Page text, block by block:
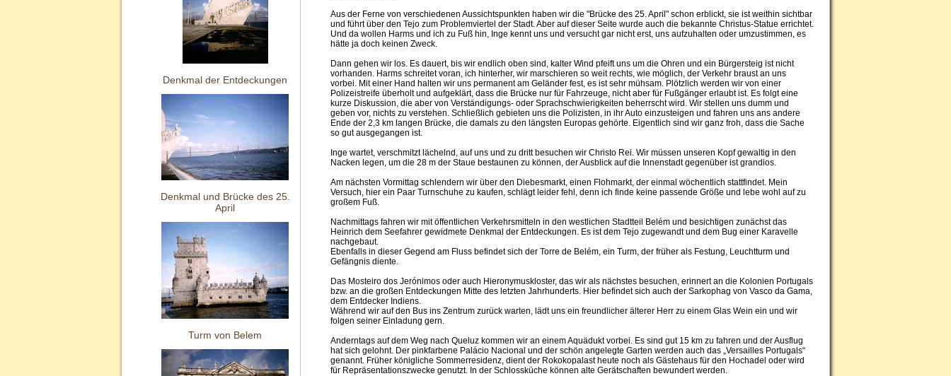
Denkmal der Entdeckungen
Denkmal und Brücke des 25.
April
Turm von Belem
Aus der Ferne von verschiedenen Aussichtspunkten haben wir die "Brücke des 25. April" schon erblickt, sie ist weithin sichtbar
und führt über den Tejo zum Problemviertel der Stadt. Aber auf dieser Seite wurde auch die bekannte Christus-Statue errichtet.
Und da wollen Harms und ich zu Fuß hin, Inge kennt uns und versucht gar nicht erst, uns aufzuhalten oder umzustimmen, es
hätte ja doch keinen Zweck.
Dann gehen wir los. Es dauert, bis wir endlich oben sind, kalter Wind pfeift uns um die Ohren und ein Bürgersteig ist nicht
vorhanden. Harms schreitet voran, ich hinterher, wir marschieren so weit rechts, wie möglich, der Verkehr braust an uns
vorbei. Mit einer Hand halten wir uns permanent am Geländer fest, es ist sehr mühsam. Plötzlich werden wir von einer
Polizeistreife überholt und aufgeklärt, dass die Brücke nur für Fahrzeuge, nicht aber für Fußgänger erlaubt ist. Es folgt eine
kurze Diskussion, die aber von Verständigungs- oder Sprachschwierigkeiten beherrscht wird. Wir stellen uns dumm und
geben vor, nichts zu verstehen. Schließlich gebieten uns die Polizisten, in ihr Auto einzusteigen und fahren uns ans andere
Ende der 2,3 km langen Brücke, die damals zu den längsten Europas gehörte. Eigentlich sind wir ganz froh, dass die Sache
so gut ausgegangen ist.
Inge wartet, verschmitzt lächelnd, auf uns und zu dritt besuchen wir Christo Rei. Wir müssen unseren Kopf gewaltig in den
Nacken legen, um die 28 m der Staue bestaunen zu können, der Ausblick auf die Innenstadt gegenüber ist grandios.
Am nächsten Vormittag schlendern wir über den Diebesmarkt, einen Flohmarkt, der einmal wöchentlich stattfindet. Mein
Versuch, hier ein Paar Turnschuhe zu kaufen, schlägt leider fehl, denn ich finde keine passende Größe und lebe wohl auf zu
großem Fuß.
Nachmittags fahren wir mit öffentlichen Verkehrsmitteln in den westlichen Stadtteil Belém und besichtigen zunächst das
Heinrich dem Seefahrer gewidmete Denkmal der Entdeckungen. Es ist dem Tejo zugewandt und dem Bug einer Karavelle
nachgebaut.
Ebenfalls in dieser Gegend am Fluss befindet sich der Torre de Belém, ein Turm, der früher als Festung, Leuchtturm und
Gefängnis diente.
Das Mosteiro dos Jerónimos oder auch Hieronymuskloster, das wir als nächstes besuchen, erinnert an die Kolonien Portugals
bzw. an die großen Entdeckungen Mitte des letzten Jahrhunderts. Hier befindet sich auch der Sarkophag von Vasco da Gama,
dem Entdecker Indiens.
Während wir auf den Bus ins Zentrum zurück warten, lädt uns ein freundlicher älterer Herr zu einem Glas Wein ein und wir
folgen seiner Einladung gern.
Anderntags auf dem Weg nach Queluz kommen wir an einem Aquädukt vorbei. Es sind gut 15 km zu fahren und der Ausflug
hat sich gelohnt. Der pinkfarbene Palácio Nacional und der schön angelegte Garten werden auch das „Versailles Portugals“
genannt. Früher königliche Sommerresidenz, dient der Rokokopalast heute noch als Gästehaus für den Hochadel oder wird
für Repräsentationszwecke genutzt. In der Schlossküche können alte Gerätschaften bewundert werden.